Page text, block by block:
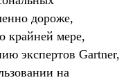
дороже,
крайней мере,
экспертов Gartner,
на